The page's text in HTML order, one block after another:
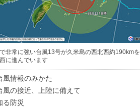
非常に強い台風13号が久米島の西北西約190kmを
に進んでいます
風情報のみかた
風の接近、上陸に備えて
る防災